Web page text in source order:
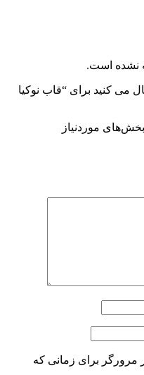
نشده است.
می کنید برای “قاب نوکیا
بخش‌های موردنیاز
مرورگر برای زمانی که